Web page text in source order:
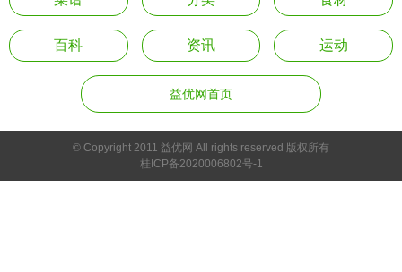
百科 资讯 运动
益优网首页
© Copyright 2011 益优网 All rights reserved 版权所有
桂ICP备2020006802号-1